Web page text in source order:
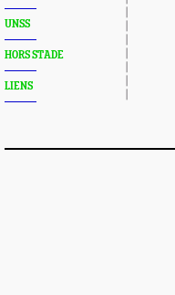
UNSS
HORS STADE
LIENS